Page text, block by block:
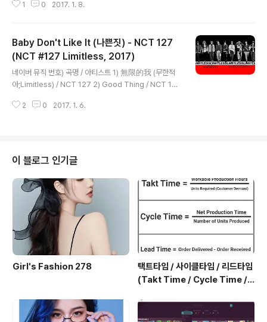
는데 나는 하늘만 보네 아무 생각없는 사람처럼 스스로 나
감정앞에 뭘 해야할까 하루이틀 지나 일주일 시간은 흐르
는데 나는 하늘만 보네 아무 생각없이 그리워 니가 또 그리
워 젖은 눈을 감아도 자꾸 니가 생각나 너도 나와 같은 기분
일까 널 사랑하고 싶지 않다는 소원만큼이나 부질없는 바
램 난 자꾸 하게 돼
1 0 2017. 1. 8.
Baby Don't Like It (나쁜짓) - NCT 127
(NCT #127 Limitless, 2017)
네이버 뮤직 번호) 곡명 / 아티스트 1) 無限的我 (무한적
아;Limitless) / NCT 127 2) Good Thing / NCT 127
(Heartbreaker) / NCT 127 5) Baby Don't Like It
서서히 온 넌 my dilemma 습관처럼 이미 나는 없는 네
손 찾아 무서운 건 바로 너의 말투야 소름 끼치는 건 네가
웃을 때야 주제와 주체가 전부 너야 uh no 근..
2 0 2017. 1. 6.
이 블로그 인기글
Girl's Fashion 278
택트타임 / 사이클타임 / 리드타임
(Takt Time / Cycle Time / L